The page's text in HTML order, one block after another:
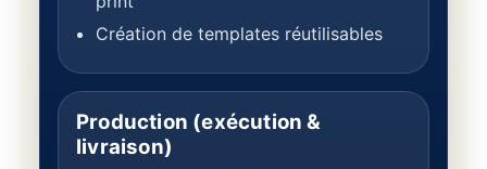
Création de templates réutilisables
Production (exécution &
livraison)